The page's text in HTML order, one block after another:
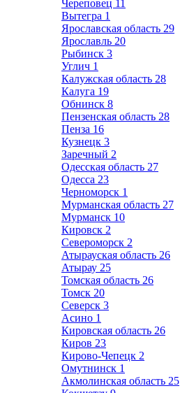
Череповец 11
Вытегра 1
Ярославская область 29
Ярославль 20
Рыбинск 3
Углич 1
Калужская область 28
Калуга 19
Обнинск 8
Пензенская область 28
Пенза 16
Кузнецк 3
Заречный 2
Одесская область 27
Одесса 23
Черноморск 1
Мурманская область 27
Мурманск 10
Кировск 2
Североморск 2
Атырауская область 26
Атырау 25
Томская область 26
Томск 20
Северск 3
Асино 1
Кировская область 26
Киров 23
Кирово-Чепецк 2
Омутнинск 1
Акмолинская область 25